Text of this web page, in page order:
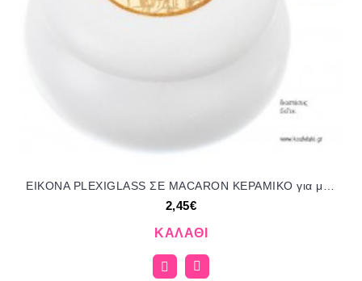
2,45€
ΚΑΛΆΘΙ